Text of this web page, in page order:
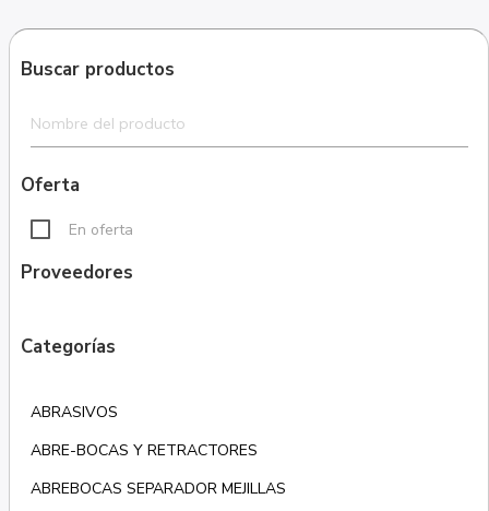
Buscar productos
Oferta
En oferta
Proveedores
Categorías
ABRASIVOS
ABRE-BOCAS Y RETRACTORES
ABREBOCAS SEPARADOR MEJILLAS